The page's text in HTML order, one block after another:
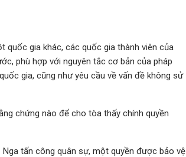
quốc gia khác, các quốc gia thành viên của
phù hợp với nguyên tắc cơ bản của pháp
gia, cũng như yêu cầu về vấn đề không sử
chứng nào để cho tòa thấy chính quyền
Nga tấn công quân sự, một quyền được bảo vệ